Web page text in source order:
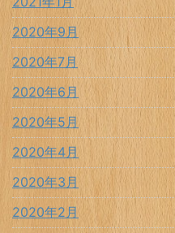
2020年9月
2020年7月
2020年6月
2020年5月
2020年4月
2020年3月
2020年2月